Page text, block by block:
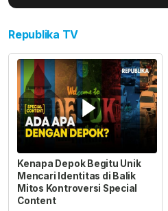
Republika TV
Kenapa Depok Begitu Unik
Mencari Identitas di Balik
Mitos Kontroversi Special
Content